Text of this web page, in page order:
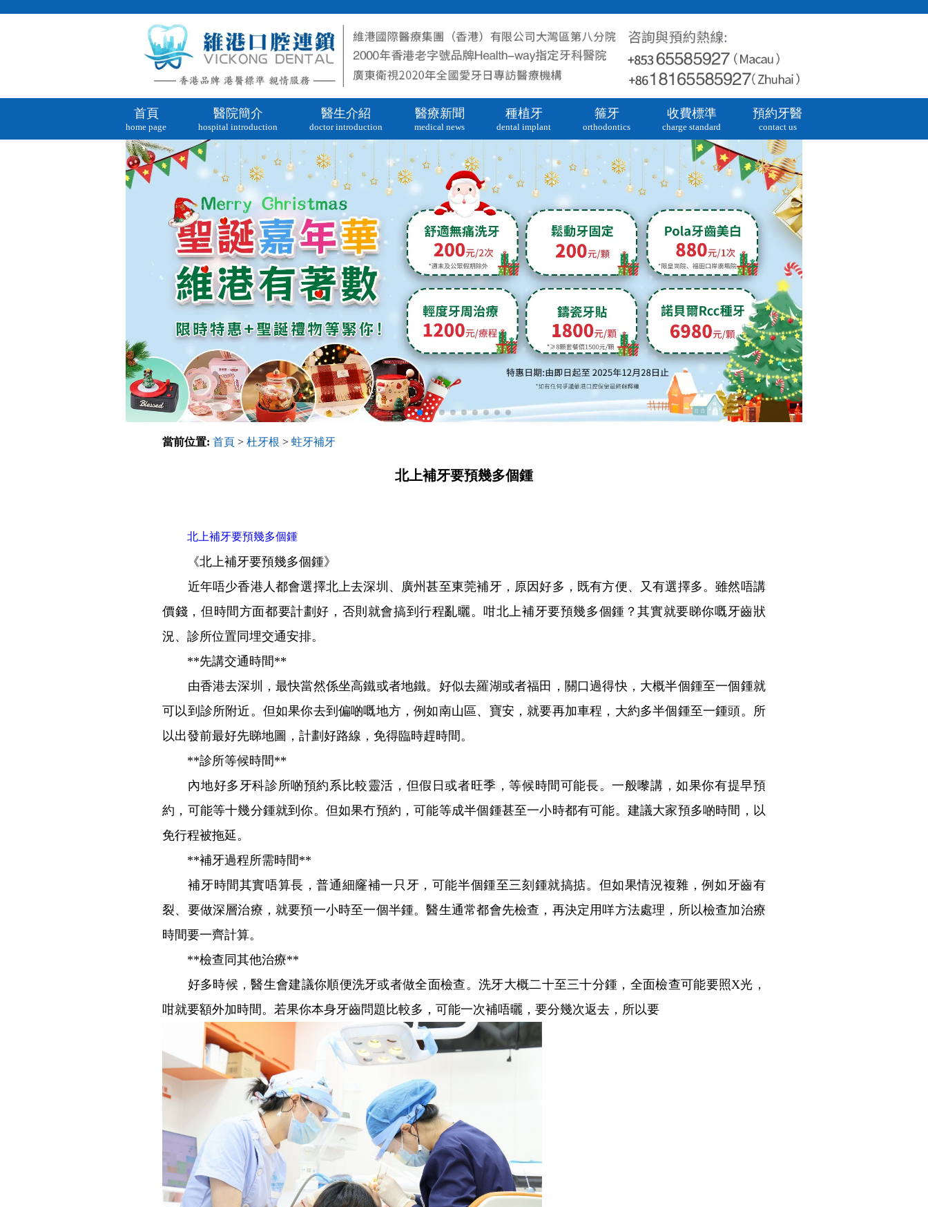
首頁
home page
醫院簡介
hospital introduction
醫生介紹
doctor introduction
醫療新聞
medical news
種植牙
dental implant
箍牙
orthodontics
收費標準
charge standard
預約牙醫
contact us
當前位置: 首頁 >杜牙根 >蛀牙補牙
北上補牙要預幾多個鍾
北上補牙要預幾多個鍾
《北上補牙要預幾多個鍾》
近年唔少香港人都會選擇北上去深圳、廣州甚至東莞補牙，原因好多，既有方便、又有選擇多。雖然唔講
價錢，但時間方面都要計劃好，否則就會搞到行程亂曬。咁北上補牙要預幾多個鍾？其實就要睇你嘅牙齒狀
況、診所位置同埋交通安排。
**先講交通時間**
由香港去深圳，最快當然係坐高鐵或者地鐵。好似去羅湖或者福田，關口過得快，大概半個鍾至一個鍾就
可以到診所附近。但如果你去到偏啲嘅地方，例如南山區、寶安，就要再加車程，大約多半個鍾至一鍾頭。所
以出發前最好先睇地圖，計劃好路線，免得臨時趕時間。
**診所等候時間**
內地好多牙科診所啲預約系比較靈活，但假日或者旺季，等候時間可能長。一般嚟講，如果你有提早預
約，可能等十幾分鍾就到你。但如果冇預約，可能等成半個鍾甚至一小時都有可能。建議大家預多啲時間，以
免行程被拖延。
**補牙過程所需時間**
補牙時間其實唔算長，普通細窿補一只牙，可能半個鍾至三刻鍾就搞掂。但如果情況複雜，例如牙齒有
裂、要做深層治療，就要預一小時至一個半鍾。醫生通常都會先檢查，再決定用咩方法處理，所以檢查加治療
時間要一齊計算。
**檢查同其他治療**
好多時候，醫生會建議你順便洗牙或者做全面檢查。洗牙大概二十至三十分鍾，全面檢查可能要照X光，
咁就要額外加時間。若果你本身牙齒問題比較多，可能一次補唔曬，要分幾次返去，所以要